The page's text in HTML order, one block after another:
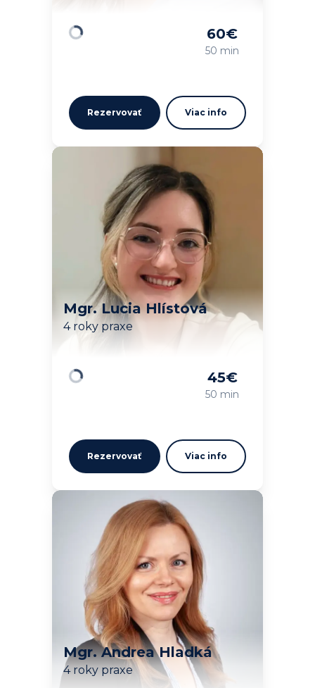
60€
50 min
Rezervovať Viac info
Mgr. Lucia Hlístová
4 roky praxe
45€
50 min
Rezervovať Viac info
Mgr. Andrea Hladká
4 roky praxe